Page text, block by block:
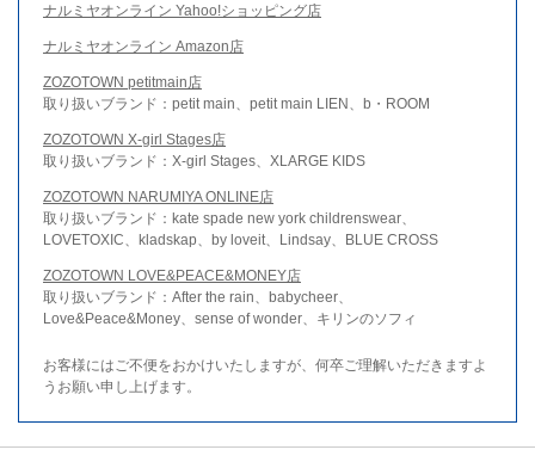
ナルミヤオンライン Yahoo!ショッピング店
ナルミヤオンライン Amazon店
ZOZOTOWN petitmain店
取り扱いブランド：petit main、petit main LIEN、b・ROOM
ZOZOTOWN X-girl Stages店
取り扱いブランド：X-girl Stages、XLARGE KIDS
ZOZOTOWN NARUMIYA ONLINE店
取り扱いブランド：kate spade new york childrenswear、
LOVETOXIC、kladskap、by loveit、Lindsay、BLUE CROSS
ZOZOTOWN LOVE&PEACE&MONEY店
取り扱いブランド：After the rain、babycheer、
Love&Peace&Money、sense of wonder、キリンのソフィ
お客様にはご不便をおかけいたしますが、何卒ご理解いただきますよ
うお願い申し上げます。